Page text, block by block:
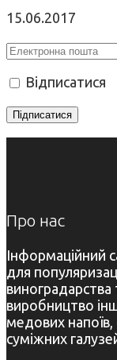
15.06.2017
Відписатися
Про нас
Інформаційний
для
виробництво
медових напоїв,
суміжних